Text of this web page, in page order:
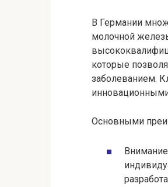
В Германии
молочной
которые
заболеванием.
Основными